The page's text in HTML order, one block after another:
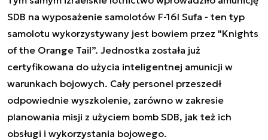
SDB na wyposażenie samolotów F-16I Sufa - ten typ
samolotu wykorzystywany jest bowiem przez "Knights
of the Orange Tail”. Jednostka została już
certyfikowana do użycia inteligentnej amunicji w
warunkach bojowych. Cały personel przeszedł
odpowiednie wyszkolenie, zarówno w zakresie
planowania misji z użyciem bomb SDB, jak też ich
obsługi i wykorzystania bojowego.